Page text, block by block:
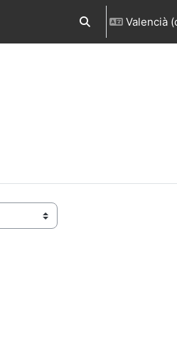
Commuta l'entrada
Valencià